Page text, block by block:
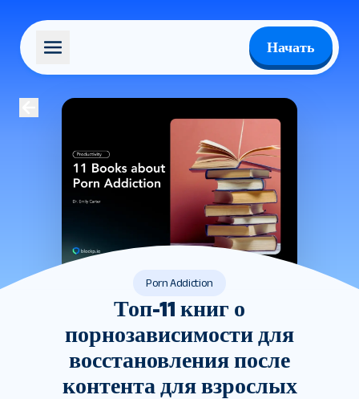
Начать
Porn Addiction
Топ-11 книг о
порнозависимости для
восстановления после
контента для взрослых